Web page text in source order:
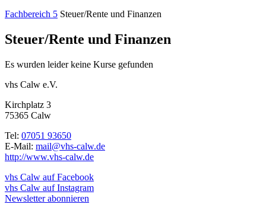
Fachbereich 5 Steuer/Rente und Finanzen
Steuer/Rente und Finanzen
Es wurden leider keine Kurse gefunden
vhs Calw e.V.
Kirchplatz 3
75365 Calw
Tel: 07051 93650
E-Mail: mail@vhs-calw.de
http://www.vhs-calw.de
vhs Calw auf Facebook
vhs Calw auf Instagram
Newsletter abonnieren